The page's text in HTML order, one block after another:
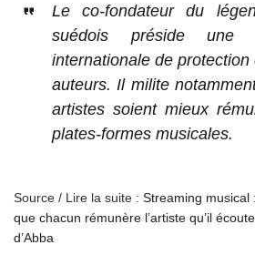
Le co-fondateur du
suédois préside une
internationale de protection
auteurs. Il milite
artistes soient mieux
plates-formes musicales.
Source / Lire la suite : Streaming musical
que chacun rémunère l’artiste qu’il
d’Abba